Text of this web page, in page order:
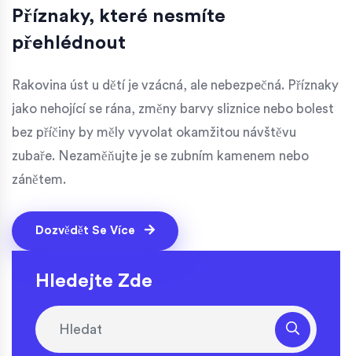
Příznaky, které nesmíte
přehlédnout
Rakovina úst u dětí je vzácná, ale nebezpečná. Příznaky
jako nehojící se rána, změny barvy sliznice nebo bolest
bez příčiny by měly vyvolat okamžitou návštěvu
zubaře. Nezaměňujte je se zubním kamenem nebo
zánětem.
Dozvědět Se Více
Hledejte Zde